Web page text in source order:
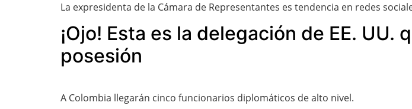
La expresidenta de la Cámara de Representantes es tendencia en redes
¡Ojo! Esta es la delegación de EE. UU.
posesión
A Colombia llegarán cinco funcionarios diplomáticos de alto nivel.